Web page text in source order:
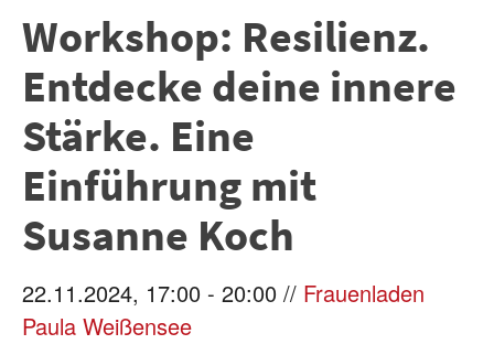
Workshop: Resilienz.
Entdecke deine innere
Stärke. Eine
Einführung mit
Susanne Koch
22.11.2024, 17:00 - 20:00 // Frauenladen
Paula Weißensee